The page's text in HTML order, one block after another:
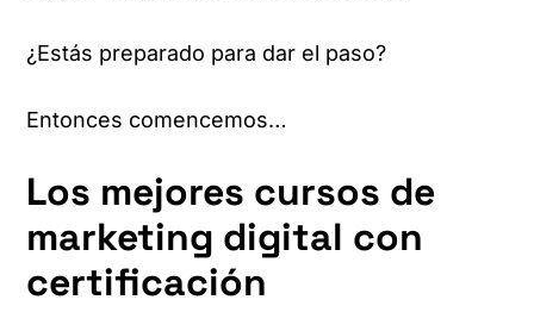
¿Estás preparado para dar el paso?
Entonces comencemos…
Los mejores cursos de
marketing digital con
certificación